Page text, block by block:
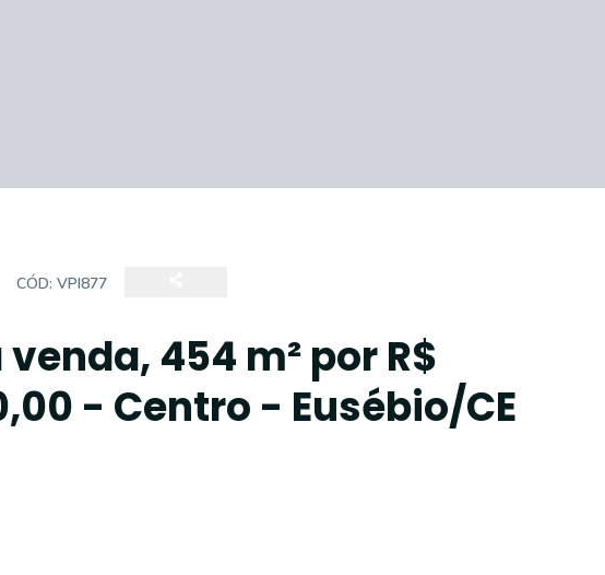
CÓD: VPI877
454 m² por R$
- Centro - Eusébio/CE